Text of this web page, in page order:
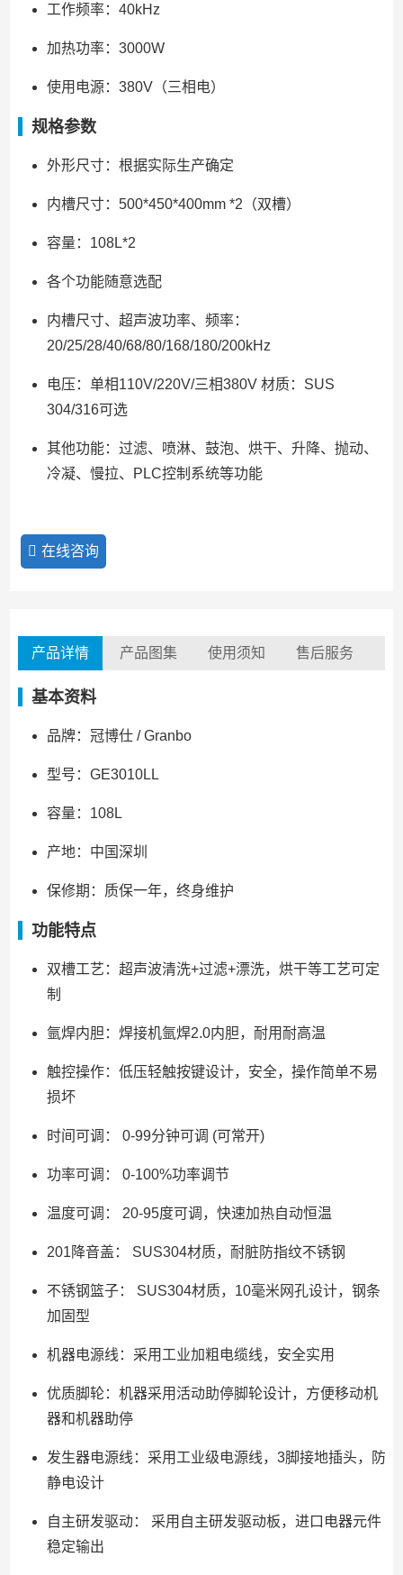
工作频率：40kHz
加热功率：3000W
使用电源：380V（三相电）
规格参数
外形尺寸：根据实际生产确定
内槽尺寸：500*450*400mm *2（双槽）
容量：108L*2
各个功能随意选配
内槽尺寸、超声波功率、频率：
20/25/28/40/68/80/168/180/200kHz
电压：单相110V/220V/三相380V 材质：SUS
304/316可选
其他功能：过滤、喷淋、鼓泡、烘干、升降、抛动、
冷凝、慢拉、PLC控制系统等功能
在线咨询
产品详情 产品图集 使用须知 售后服务
基本资料
品牌：冠博仕 / Granbo
型号：GE3010LL
容量：108L
产地：中国深圳
保修期：质保一年，终身维护
功能特点
双槽工艺：超声波清洗+过滤+漂洗，烘干等工艺可定
制
氩焊内胆：焊接机氩焊2.0内胆，耐用耐高温
触控操作：低压轻触按键设计，安全，操作简单不易
损坏
时间可调： 0-99分钟可调 (可常开)
功率可调： 0-100%功率调节
温度可调： 20-95度可调，快速加热自动恒温
201降音盖： SUS304材质，耐脏防指纹不锈钢
不锈钢篮子： SUS304材质，10毫米网孔设计，钢条
加固型
机器电源线：采用工业加粗电缆线，安全实用
优质脚轮：机器采用活动助停脚轮设计，方便移动机
器和机器助停
发生器电源线：采用工业级电源线，3脚接地插头，防
静电设计
自主研发驱动： 采用自主研发驱动板，进口电器元件
稳定输出